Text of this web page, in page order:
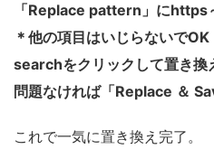
「Replace pattern」にhttps
＊他の項目はいじらないでOK
searchをクリックして置き換
問題なければ「Replace ＆
これで一気に置き換え完了。